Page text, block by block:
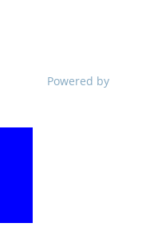
Powered by